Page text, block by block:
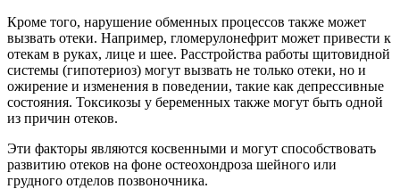
Кроме того, нарушение обменных процессов также может
вызвать отеки. Например, гломерулонефрит может привести к
отекам в руках, лице и шее. Расстройства работы щитовидной
системы (гипотериоз) могут вызвать не только отеки, но и
ожирение и изменения в поведении, такие как депрессивные
состояния. Токсикозы у беременных также могут быть одной
из причин отеков.
Эти факторы являются косвенными и могут способствовать
развитию отеков на фоне остеохондроза шейного или
грудного отделов позвоночника.